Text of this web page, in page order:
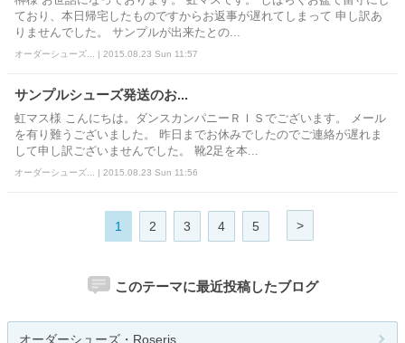
ており、本日帰宅したものですからお返事が遅れてしまって 申し訳あ
りませんでした。 サンプルが出来たとの...
オーダーシューズ... | 2015.08.23 Sun 11:57
サンプルシューズ発送のお...
虹マス様 こんにちは。ダンスカンパニーＲＩＳでございます。 メール
を有り難うございました。 昨日までお休みでしたのでご連絡が遅れま
して申し訳ございませんでした。 靴2足を本...
オーダーシューズ... | 2015.08.23 Sun 11:56
1 2 3 4 5 >
このテーマに最近投稿したブログ
オーダーシューズ・Roseris